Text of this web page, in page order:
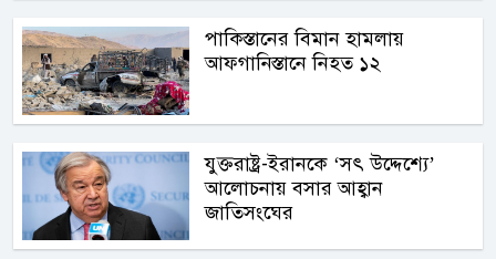
পাকিস্তানের বিমান হামলায়
আফগানিস্তানে নিহত ১২
যুক্তরাষ্ট্র-ইরানকে ‘সৎ উদ্দেশ্যে’
আলোচনায় বসার আহ্বান
জাতিসংঘের